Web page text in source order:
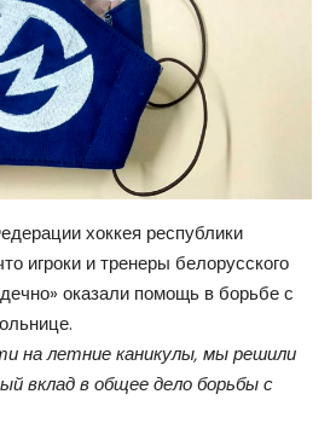
хоккея республики
игроки и тренеры белорусского
оказали помощь в борьбе с
на летние каникулы, мы решили
вклад в общее дело борьбы с